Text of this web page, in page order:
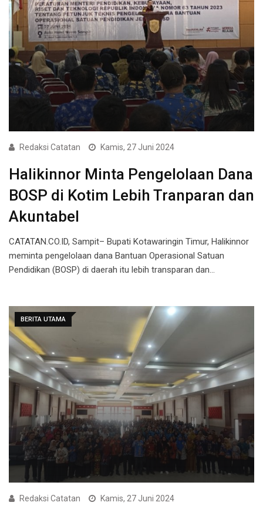
Redaksi Catatan Kamis, 27 Juni 2024
Halikinnor Minta Pengelolaan Dana
BOSP di Kotim Lebih Tranparan dan
Akuntabel
CATATAN.CO.ID, Sampit– Bupati Kotawaringin Timur, Halikinnor
meminta pengelolaan dana Bantuan Operasional Satuan
Pendidikan (BOSP) di daerah itu lebih transparan dan…
BERITA UTAMA
Redaksi Catatan Kamis, 27 Juni 2024